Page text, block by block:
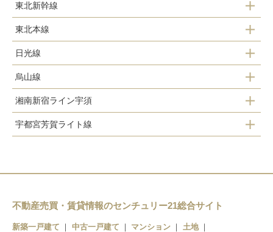
東北新幹線
小山
宇都宮
那須塩原
東北本線
自治医大
石橋
雀宮
宇都宮
宝積寺
氏家
日光線
宇都宮
鹿沼
烏山線
宇都宮
湘南新宿ライン宇須
宇都宮
宇都宮芳賀ライト線
不動産売買・賃貸情報のセンチュリー21総合サイト
新築一戸建て 中古一戸建て マンション
土地